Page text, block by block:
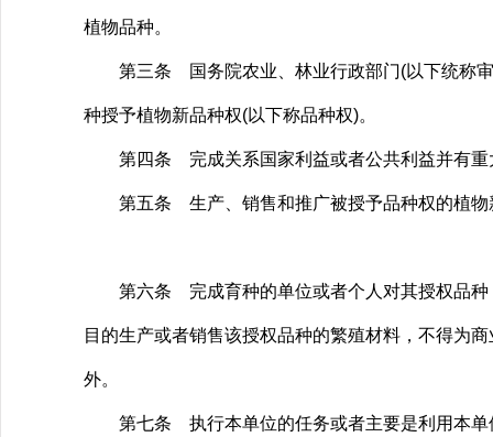
植物品种。
第三条 国务院农业、林业行政部门(以下统称审
种授予植物新品种权(以下称品种权)。
第四条 完成关系国家利益或者公共利益并有重
第五条 生产、销售和推广被授予品种权的植物
第六条 完成育种的单位或者个人对其授权品种，
目的生产或者销售该授权品种的繁殖材料，不得为
外。
第七条 执行本单位的任务或者主要是利用本单位